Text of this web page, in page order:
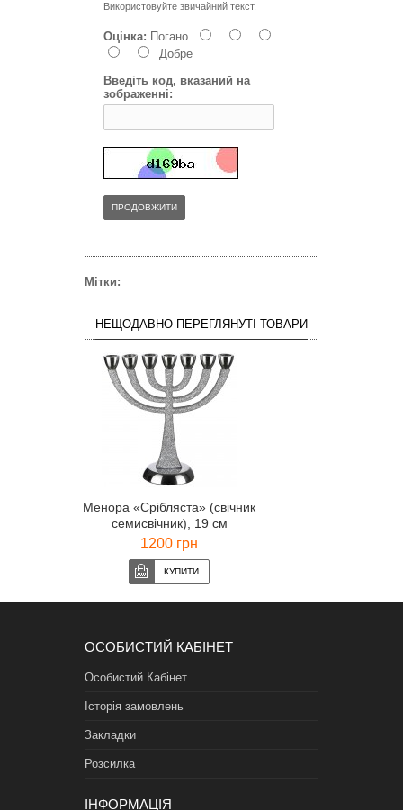
Використовуйте звичайний текст.
Оцінка: Погано
Добре
Введіть код, вказаний на
зображенні:
ПРОДОВЖИТИ
Мітки:
НЕЩОДАВНО ПЕРЕГЛЯНУТІ ТОВАРИ
Менора «Срібляста» (свічник
семисвічник), 19 см
1200 грн
ОСОБИСТИЙ КАБІНЕТ
Особистий Кабінет
Історія замовлень
Закладки
Розсилка
ІНФОРМАЦІЯ